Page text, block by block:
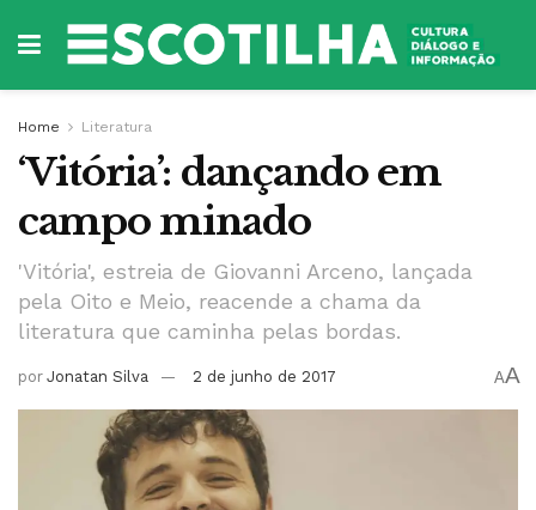
Home Literatura
‘Vitória’: dançando em
campo minado
'Vitória', estreia de Giovanni Arceno, lançada
pela Oito e Meio, reacende a chama da
literatura que caminha pelas bordas.
por Jonatan Silva 2 de junho de 2017 AA